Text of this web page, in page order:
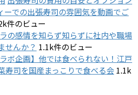
ーでの出張寿司の雰囲気を動画でご
件のビュー
の感情を知らず知らずに社内や職場
せんか？ 1.1k件のビュー
ボ企画】他では食べられない！江戸
寿司を国産まっこりで食べる会 1.1k